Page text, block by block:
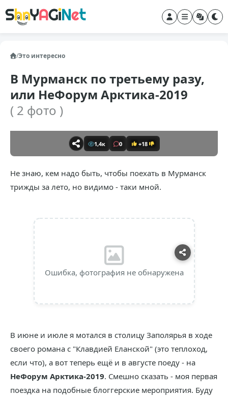
/Это интересно
В Мурманск по третьему разу,
или НеФорум Арктика-2019
( 2 фото )
1,4к 0 +18
Не знаю, кем надо быть, чтобы поехать в Мурманск
трижды за лето, но видимо - таки мной.
Ошибка, фотография не обнаружена
В июне и июле я мотался в столицу Заполярья в ходе
своего романа с "Клавдией Еланской" (это теплоход,
если что), а вот теперь ещё и в августе поеду - на
НеФорум Арктика-2019. Смешно сказать - моя первая
поездка на подобные блоггерские мероприятия. Буду